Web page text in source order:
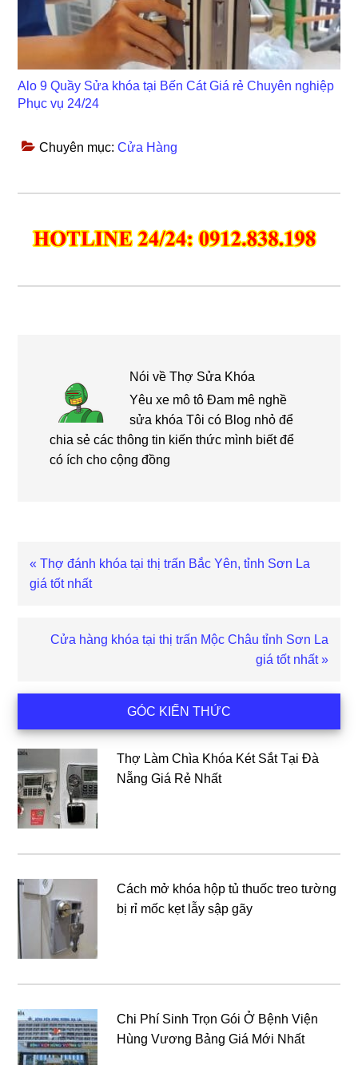
Alo 9 Quầy Sửa khóa tại Bến Cát Giá rẻ Chuyên nghiệp
Phục vụ 24/24
Chuyên mục:Cửa Hàng
Nói vềThợ Sửa Khóa
Yêu xe mô tô Đam mê nghề
sửa khóa Tôi có Blog nhỏ để
chia sẻ các thông tin kiến thức mình biết để
có ích cho cộng đồng
Bài
viết
« Thợ đánh khóa tại thị trấn Bắc Yên, tỉnh Sơn La
giá tốt nhất
Bài
Cửa hàng khóa tại thị trấn Mộc Châu tỉnh Sơn La
giá tốt nhất »
chính
GÓC KIẾN THỨC
Thợ Làm Chìa Khóa Két Sắt Tại Đà
Nẵng Giá Rẻ Nhất
Cách mở khóa hộp tủ thuốc treo tường
bị rỉ mốc kẹt lẫy sập gãy
Chi Phí Sinh Trọn Gói Ở Bệnh Viện
Hùng Vương Bảng Giá Mới Nhất